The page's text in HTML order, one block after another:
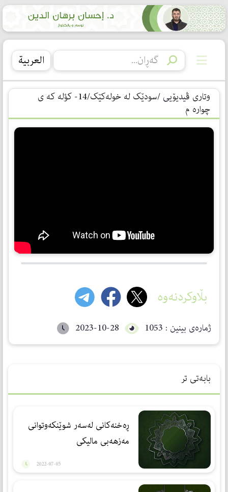
العربیة
وتاری ڤیدیۆیی /سودێک لە خولەکێک/14- كؤله كه ی
چواره م
بڵاوکردنەوە
ژمارەی بینین : 1053 2023-10-28
بابەتی تر
ڕەخنەكانی لەسەر شوێنكەوتوانی
مەزهەبی مالیكی
2022-07-05